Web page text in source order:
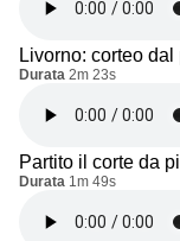
Livorno: corteo dal
Durata 2m 23s
Partito il corte da
Durata 1m 49s